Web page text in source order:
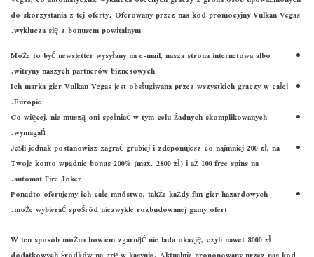
do skorzystania z tej oferty. Oferowany przez nas kod promocyjny Vulkan Vegas
wyklucza się z bonusem powitalnym.
Może to być newsletter wysyłany na e-mail, nasza strona internetowa albo
witryny naszych partnerów biznesowych.
Ich marka gier Vulkan Vegas jest obsługiwana przez wszystkich graczy w całej
Europie.
Co więcej, nie muszą oni spełniać w tym celu żadnych skomplikowanych
wymagań.
Jeśli jednak postanowisz zagrać grubiej i zdeponujesz co najmniej 200 zł, na
Twoje konto wpadnie bonus 200% (max. 2800 zł) i aż 100 free spins na
automat Fire Joker.
Ponadto oferujemy ich całe mnóstwo, także każdy fan gier hazardowych
może wybierać spośród niezwykle rozbudowanej gamy ofert.
W ten sposób można bowiem zgarnąć nie lada okazję, czyli nawet 8000 zł